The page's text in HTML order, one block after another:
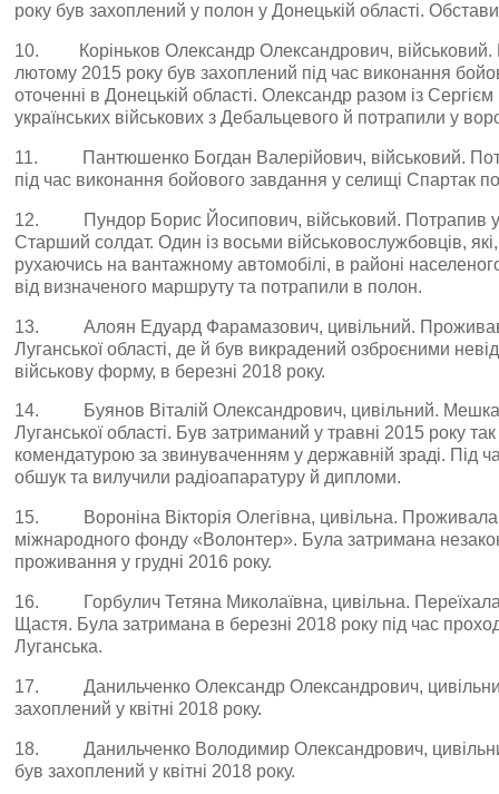
року був захоплений у полон у Донецькій області.
10. Коріньков Олександр Олександрович, військовий.
лютому 2015 року був захоплений під час виконання
оточенні в Донецькій області. Олександр разом із
українських військових з Дебальцевого й потрапили у
11. Пантюшенко Богдан Валерійович, військовий.
під час виконання бойового завдання у селищі Спартак
12. Пундор Борис Йосипович, військовий. Потрапив у
Старший солдат. Один із восьми військовослужбовців,
рухаючись на вантажному автомобілі, в районі
від визначеного маршруту та потрапили в полон.
13. Алоян Едуард Фарамазович, цивільний. Проживав
Луганської області, де й був викрадений озброєними
військову форму, в березні 2018 року.
14. Буянов Віталій Олександрович, цивільний.
Луганської області. Був затриманий у травні 2015 року
комендатурою за звинуваченням у державній зраді. Під
обшук та вилучили радіоапаратуру й дипломи.
15. Вороніна Вікторія Олегівна, цивільна. Проживала
міжнародного фонду «Волонтер». Була затримана
проживання у грудні 2016 року.
16. Горбулич Тетяна Миколаївна, цивільна. Переїхала
Щастя. Була затримана в березні 2018 року під час
Луганська.
17. Данильченко Олександр Олександрович,
захоплений у квітні 2018 року.
18. Данильченко Володимир Олександрович,
був захоплений у квітні 2018 року.